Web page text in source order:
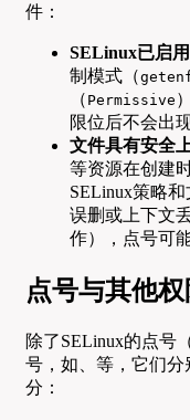
件：
SELinux已启用
制模式（
（ Permissive
限位后不会出
文件具有安全
等资源在创建
SELinux策略
误删或上下文
作），点号可
点号与其他
除了SELinux的点号
号，如、等，它们
分：